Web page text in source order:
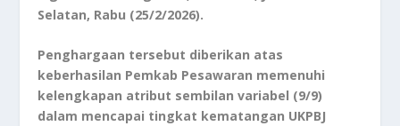
Selatan, Rabu (25/2/2026).
Penghargaan tersebut diberikan atas
keberhasilan Pemkab Pesawaran memenuhi
kelengkapan atribut sembilan variabel (9/9)
dalam mencapai tingkat kematangan UKPBJ